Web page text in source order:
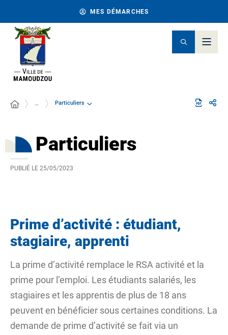
MES DÉMARCHES
… Particuliers
Particuliers
PUBLIÉ LE 25/05/2023
Prime d’activité : étudiant,
stagiaire, apprenti
La prime d’activité remplace le RSA activité et la
prime pour l’emploi. Les étudiants salariés, les
stagiaires et les apprentis de plus de 18 ans
peuvent en bénéficier sous certaines conditions. La
demande de prime d’activité se fait via un